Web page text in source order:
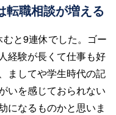
転職相談が増える
と9連休でした。ゴー
経験が長くて仕事も好
ましてや学生時代の記
いを感じておられない
になるものかと思いま